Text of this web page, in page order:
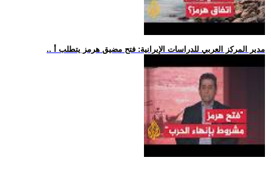
.. مدير المركز العربي للدراسات الإيرانية: فتح مضيق هرمز يتطلب أ